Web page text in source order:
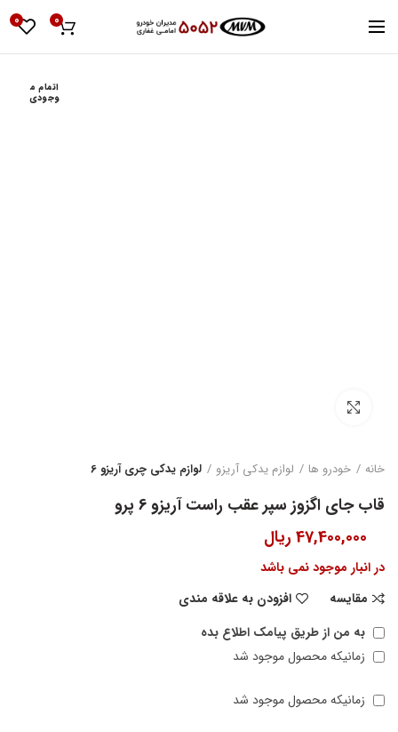
0
0
اتمام م
وجودی
خانه خودرو ها لوازم یدکی آریزو لوازم یدکی چری آریزو 6
قاب جای اگزوز سپر عقب راست آریزو 6 پرو
47,400,000 ریال
در انبار موجود نمی باشد
مقایسه
افزودن به علاقه مندی
به من از طریق پیامک اطلاع بده
زمانیکه محصول موجود شد
زمانیکه محصول موجود شد